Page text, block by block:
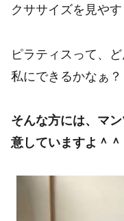
クササイズを見や
ピラティスって、
私にできるかなぁ？
そんな方には、マ
意していますよ＾＾